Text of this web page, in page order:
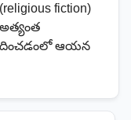
fiction)
ఆయన